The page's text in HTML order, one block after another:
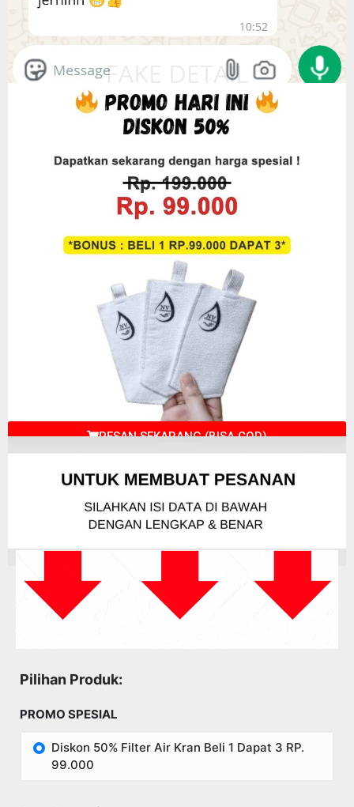
PESAN SEKARANG (BISA COD)
Pilihan Produk:
PROMO SPESIAL
Diskon 50% Filter Air Kran Beli 1 Dapat 3 RP.
99.000